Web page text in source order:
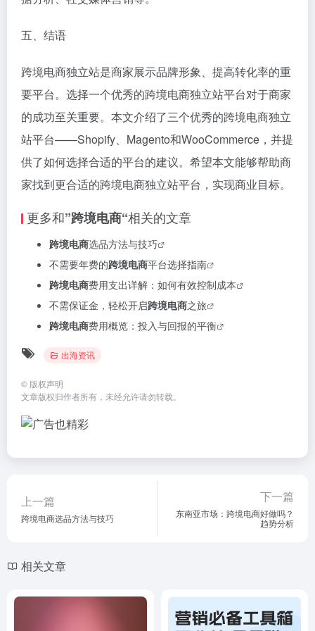
五、结语
跨境电商独立站是商家展示品牌形象、提高转化率的重
要平台。选择一个优秀的跨境电商独立站平台对于商家
的成功至关重要。本文介绍了三个优秀的跨境电商独立
站平台——Shopify、Magento和WooCommerce，并提
供了如何选择合适的平台的建议。希望本文能够帮助商
家找到更合适的跨境电商独立站平台，实现商业目标。
更多和”跨境电商“相关的文章
跨境电商选品方法与技巧
不需要年费的跨境电商平台选择指南
跨境电商费用支出详解：如何有效控制成本
不需保证金，轻松开启跨境电商之旅
跨境电商费用概览：投入与回报的平衡
出海资讯
© 版权声明
文章版权归作者所有，未经允许请勿转载。
上一篇
跨境电商选品方法与技巧
下一篇
东南亚市场：跨境电商好做吗？
趋势分析
相关文章